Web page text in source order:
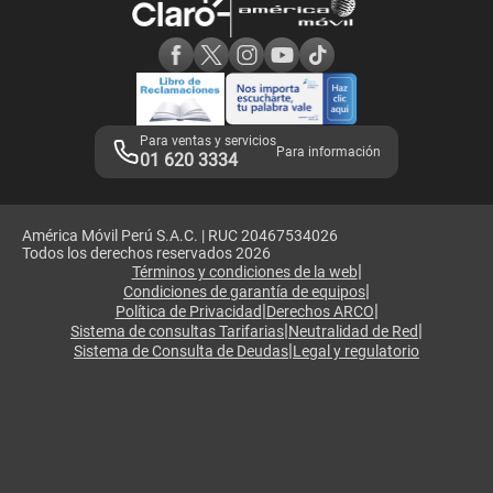
Adquirientes iPhone 6, 6S y SE
Mensaje de Seguridad
Términos y Condiciones de Tienda Claro
Libro de Reclamaciones
Legales de marketplace
Para ventas y servicios
01 620 3334 Para información
América Móvil Perú S.A.C. | RUC 20467534026
Todos los derechos reservados 2026
Términos y condiciones de la web|
Condiciones de garantía de equipos|
Política de Privacidad|Derechos ARCO|
Sistema de consultas Tarifarias|Neutralidad de Red|
Sistema de Consulta de Deudas|Legal y regulatorio